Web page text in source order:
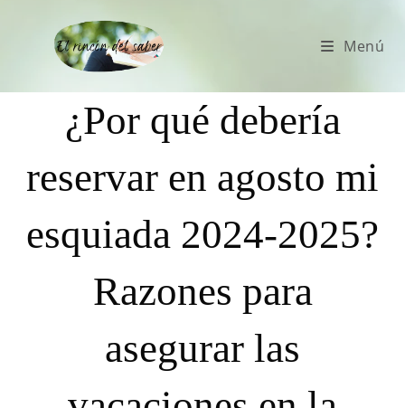
Menú
¿Por qué debería
reservar en agosto mi
esquiada 2024-2025?
Razones para
asegurar las